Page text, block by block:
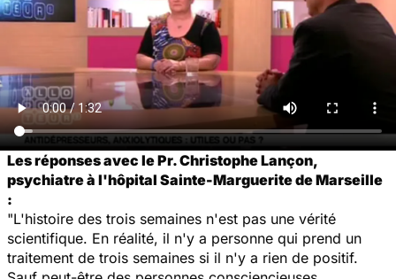
Les réponses avec le Pr. Christophe Lançon,
psychiatre à l'hôpital Sainte-Marguerite de Marseille
:
"L'histoire des trois semaines n'est pas une vérité
scientifique. En réalité, il n'y a personne qui prend un
traitement de trois semaines si il n'y a rien de positif.